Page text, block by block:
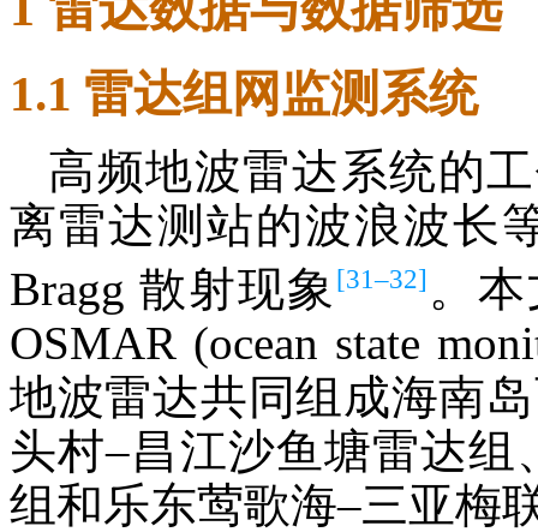
1.1 雷达组网监测系统
高频地波雷达系统的
离雷达测站的波浪波长
Bragg 散射现象 [31–32] 。
OSMAR (ocean state
地波雷达共同组成海南
头村–昌江沙鱼塘雷达
组和乐东莺歌海–三亚梅